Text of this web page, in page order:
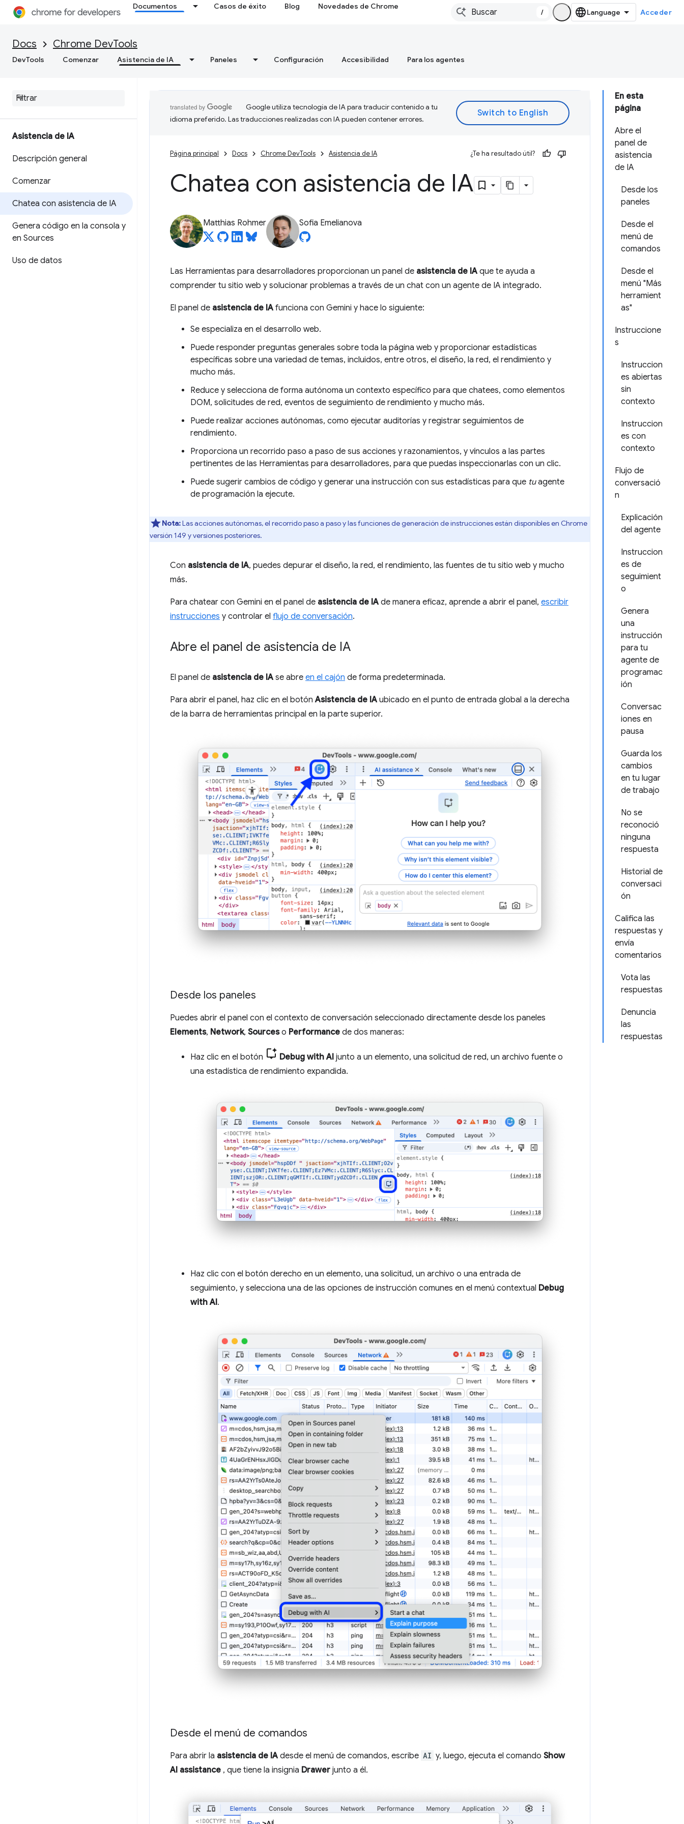
Documentos Casos de éxito Blog Novedades de Chrome
/ Acceder
Docs Chrome DevTools
DevTools Comenzar Asistencia de IA Paneles Configuración Accesibilidad Para los agentes
Asistencia de IA
Descripción general
Comenzar
Chatea con asistencia de IA
Genera código en la consola y
en Sources
Uso de datos
En esta
página
Abre el
panel de
asistencia
de IA
Desde los
paneles
Desde el
menú de
comandos
Desde el
menú "Más
herramient
as"
Instruccione
s
Instruccion
es abiertas
sin
contexto
Instruccion
es con
contexto
Flujo de
conversació
n
Explicación
del agente
Instruccion
es de
seguimient
o
Genera
una
instrucción
para tu
agente de
programac
ión
Conversac
iones en
pausa
Guarda los
cambios
en tu lugar
de trabajo
No se
reconoció
ninguna
respuesta
Historial de
conversaci
ón
Califica las
respuestas y
envía
comentarios
Vota las
respuestas
Denuncia
las
respuestas
Google utiliza tecnología de IA para traducir contenido a tu
idioma preferido. Las traducciones realizadas con IA pueden contener errores.
Página principal Docs Chrome DevTools Asistencia de IA ¿Te ha resultado útil?
Chatea con asistencia de IA
Matthias Rohmer Sofia Emelianova
Las Herramientas para desarrolladores proporcionan un panel de asistencia de IA que te ayuda a
comprender tu sitio web y solucionar problemas a través de un chat con un agente de IA integrado.
El panel de asistencia de IA funciona con Gemini y hace lo siguiente:
Se especializa en el desarrollo web.
Puede responder preguntas generales sobre toda la página web y proporcionar estadísticas
específicas sobre una variedad de temas, incluidos, entre otros, el diseño, la red, el rendimiento y
mucho más.
Reduce y selecciona de forma autónoma un contexto específico para que chatees, como elementos
DOM, solicitudes de red, eventos de seguimiento de rendimiento y mucho más.
Puede realizar acciones autónomas, como ejecutar auditorías y registrar seguimientos de
rendimiento.
Proporciona un recorrido paso a paso de sus acciones y razonamientos, y vínculos a las partes
pertinentes de las Herramientas para desarrolladores, para que puedas inspeccionarlas con un clic.
Puede sugerir cambios de código y generar una instrucción con sus estadísticas para que tuagente
de programación la ejecute.
Nota:Las acciones autónomas, el recorrido paso a paso y las funciones de generación de instrucciones están disponibles en Chrome
versión 149 y versiones posteriores.
Con asistencia de IA, puedes depurar el diseño, la red, el rendimiento, las fuentes de tu sitio web y mucho
más.
Para chatear con Gemini en el panel de asistencia de IA de manera eficaz, aprende a abrir el panel, escribir
instrucciones y controlar el flujo de conversación.
Abre el panel de asistencia de IA
El panel de asistencia de IA se abre en el cajón de forma predeterminada.
Para abrir el panel, haz clic en el botónAsistencia de IA ubicado en el punto de entrada global a la derecha
de la barra de herramientas principal en la parte superior.
Desde los paneles
Puedes abrir el panel con el contexto de conversación seleccionado directamente desde los paneles
Elements, Network, Sourceso Performance de dos maneras:
Haz clic en el botón Debug with AI junto a un elemento, una solicitud de red, un archivo fuente o
una estadística de rendimiento expandida.
Haz clic con el botón derecho en un elemento, una solicitud, un archivo o una entrada de
seguimiento, y selecciona una de las opciones de instrucción comunes en el menú contextual Debug
with AI.
Desde el menú de comandos
Para abrir la asistencia de IA desde el menú de comandos, escribe AI y, luego, ejecuta el comando Show
AI assistance , que tiene la insignia Drawer junto a él.